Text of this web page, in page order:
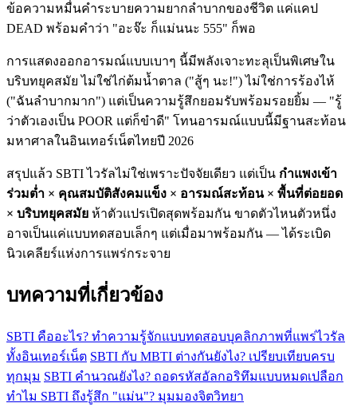
ข้อความหมื่นคำระบายความยากลำบากของชีวิต แค่แคป
DEAD พร้อมคำว่า "อะจ๊ะ ก็แม่นนะ 555" ก็พอ
การแสดงออกอารมณ์แบบเบาๆ นี้มีพลังเจาะทะลุเป็นพิเศษใน
บริบทยุคสมัย ไม่ใช่ไก่ต้มน้ำตาล ("สู้ๆ นะ!") ไม่ใช่การร้องไห้
("ฉันลำบากมาก") แต่เป็นความรู้สึกยอมรับพร้อมรอยยิ้ม — "รู้
ว่าตัวเองเป็น POOR แต่ก็ขำดี" โทนอารมณ์แบบนี้มีฐานสะท้อน
มหาศาลในอินเทอร์เน็ตไทยปี 2026
สรุปแล้ว SBTI ไวรัลไม่ใช่เพราะปัจจัยเดียว แต่เป็น กำแพงเข้า
ร่วมต่ำ × คุณสมบัติสังคมแข็ง × อารมณ์สะท้อน × พื้นที่ต่อยอด
× บริบทยุคสมัย ห้าตัวแปรเปิดสุดพร้อมกัน ขาดตัวไหนตัวหนึ่ง
อาจเป็นแค่แบบทดสอบเล็กๆ แต่เมื่อมาพร้อมกัน — ได้ระเบิด
นิวเคลียร์แห่งการแพร่กระจาย
บทความที่เกี่ยวข้อง
SBTI คืออะไร? ทำความรู้จักแบบทดสอบบุคลิกภาพที่แพร่ไวรัล
ทั้งอินเทอร์เน็ต SBTI กับ MBTI ต่างกันยังไง? เปรียบเทียบครบ
ทุกมุม SBTI คำนวณยังไง? ถอดรหัสอัลกอริทึมแบบหมดเปลือก
ทำไม SBTI ถึงรู้สึก "แม่น"? มุมมองจิตวิทยา